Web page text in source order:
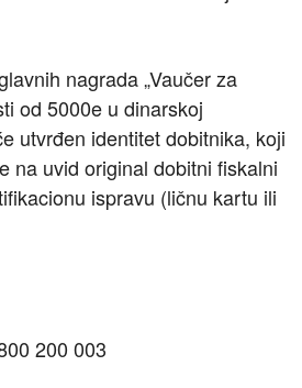
nagrada „Vaučer za
od 5000e u dinarskoj
utvrđen identitet dobitnika, koji
na uvid original dobitni fiskalni
ispravu (ličnu kartu ili
200 003